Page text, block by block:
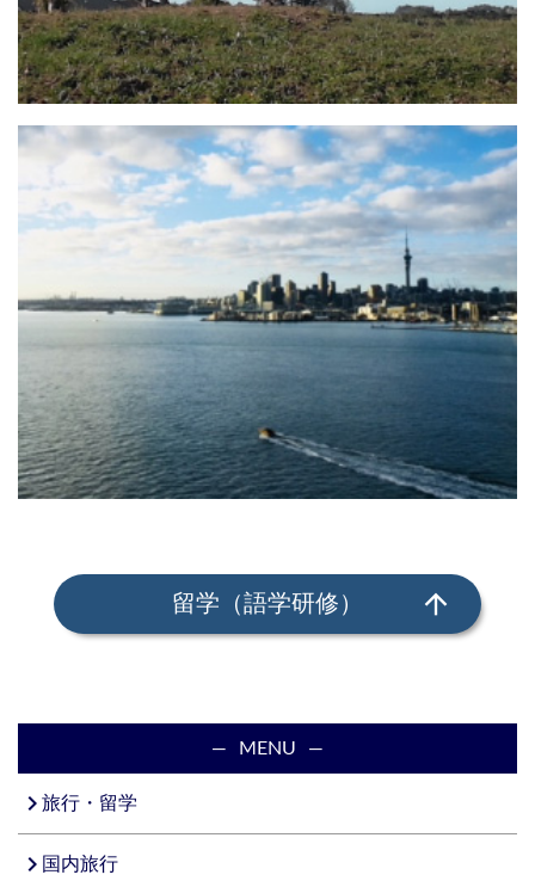
arrow_upward
留学（語学研修）
MENU
navigate_next旅行・留学
navigate_next国内旅行